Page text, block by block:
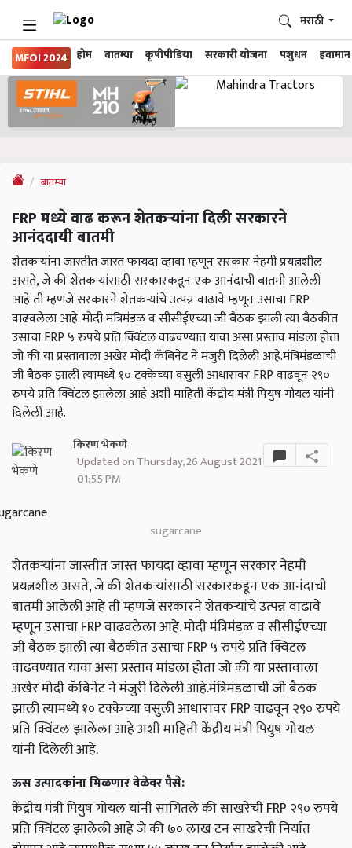
MFOI 2024 होम बातम्या कृषीपीडिया सरकारी योजना पशुधन हवामान
मराठी
बातम्या
FRP मध्ये वाढ करून शेतकऱ्यांना दिली सरकारने
आनंददायी बातमी
शेतकऱ्यांना जास्तीत जास्त फायदा व्हावा म्हणून सरकार नेहमी प्रयत्नशील
असते, जे की शेतकऱ्यांसाठी सरकारकडून एक आनंदाची बातमी आलेली
आहे ती म्हणजे सरकारने शेतकऱ्यांचे उत्पन्न वाढावे म्हणून उसाचा FRP
वाढवलेला आहे. मोदी मंत्रिमंडळ व सीसीईएच्या जी बैठक झाली त्या बैठकीत
उसाचा FRP ५ रुपये प्रति क्विंटल वाढवण्यात यावा असा प्रस्ताव मांडला होता
जो की या प्रस्तावाला अखेर मोदी कॅबिनेट ने मंजुरी दिलेली आहे.मंत्रिमंडळाची
जी बैठक झाली त्यामध्ये १० टक्केच्या वसुली आधारावर FRP वाढवून २९०
रुपये प्रति क्विंटल झालेला आहे अशी माहिती केंद्रीय मंत्री पियुष गोयल यांनी
दिलेली आहे.
किरण भेकणे
Updated on Thursday, 26 August 2021
01:55 PM
sugarcane
शेतकऱ्यांना जास्तीत जास्त फायदा व्हावा म्हणून सरकार नेहमी
प्रयत्नशील असते, जे की शेतकऱ्यांसाठी सरकारकडून एक आनंदाची
बातमी आलेली आहे ती म्हणजे सरकारने शेतकऱ्यांचे उत्पन्न वाढावे
म्हणून उसाचा FRP वाढवलेला आहे. मोदी मंत्रिमंडळ व सीसीईएच्या
जी बैठक झाली त्या बैठकीत उसाचा FRP ५ रुपये प्रति क्विंटल
वाढवण्यात यावा असा प्रस्ताव मांडला होता जो की या प्रस्तावाला
अखेर मोदी कॅबिनेट ने मंजुरी दिलेली आहे.मंत्रिमंडळाची जी बैठक
झाली त्यामध्ये १० टक्केच्या वसुली आधारावर FRP वाढवून २९० रुपये
प्रति क्विंटल झालेला आहे अशी माहिती केंद्रीय मंत्री पियुष गोयल
यांनी दिलेली आहे.
ऊस उत्पादकांना मिळणार वेळेवर पैसे:
केंद्रीय मंत्री पियुष गोयल यांनी सांगितले की साखरेची FRP २९० रुपये
प्रति क्विंटल झालेली आहे जे की ७० लाख टन साखरेची निर्यात